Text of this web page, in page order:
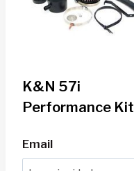
K&N 57i
Performance Kit
Email